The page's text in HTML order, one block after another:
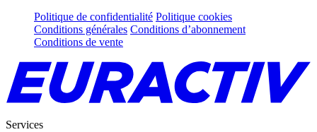
Politique de confidentialité Politique cookies
Conditions générales Conditions d’abonnement
Conditions de vente
Services